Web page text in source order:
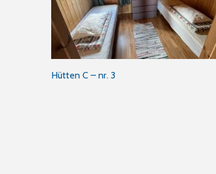
Innleggsnavigasjon
Hütten C – nr. 3